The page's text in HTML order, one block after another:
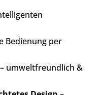
Bedienung per
– umweltfreundlich &